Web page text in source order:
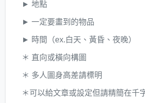
► 地點
► 一定要畫到的物品
► 時間（ex.白天、黃昏、夜晚）
＊ 直向或橫向構圖
＊ 多人圖身高差請標明
＊可以給文章或設定但請精簡在千